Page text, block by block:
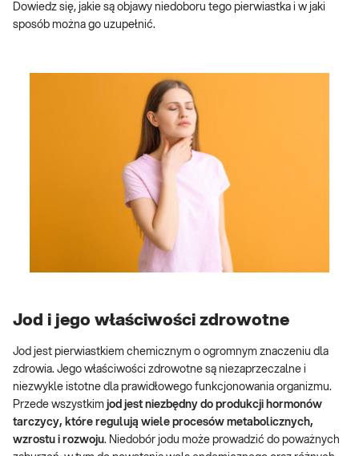
Dowiedz się, jakie są objawy niedoboru tego pierwiastka i w jaki
sposób można go uzupełnić.
Jod i jego właściwości zdrowotne
Jod jest pierwiastkiem chemicznym o ogromnym znaczeniu dla
zdrowia. Jego właściwości zdrowotne są niezaprzeczalne i
niezwykle istotne dla prawidłowego funkcjonowania organizmu.
Przede wszystkim jod jest niezbędny do produkcji hormonów
tarczycy, które regulują wiele procesów metabolicznych,
wzrostu i rozwoju. Niedobór jodu może prowadzić do poważnych